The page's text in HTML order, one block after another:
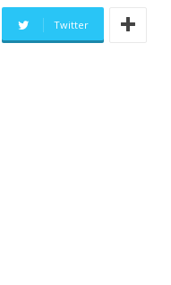
Twitter